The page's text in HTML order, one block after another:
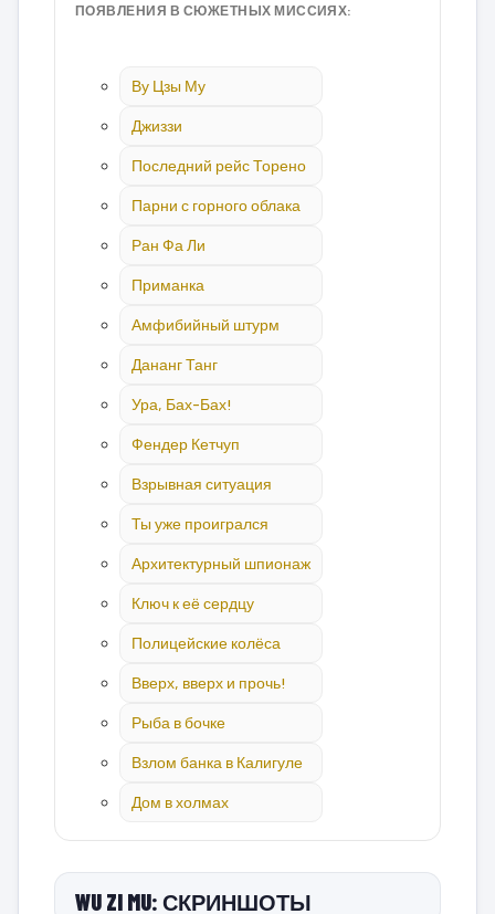
ПОЯВЛЕНИЯ В СЮЖЕТНЫХ МИССИЯХ:
Ву Цзы Му
Джиззи
Последний рейс Торено
Парни с горного облака
Ран Фа Ли
Приманка
Амфибийный штурм
Дананг Танг
Ура, Бах-Бах!
Фендер Кетчуп
Взрывная ситуация
Ты уже проигрался
Архитектурный шпионаж
Ключ к её сердцу
Полицейские колёса
Вверх, вверх и прочь!
Рыба в бочке
Взлом банка в Калигуле
Дом в холмах
WU ZI MU: СКРИНШОТЫ